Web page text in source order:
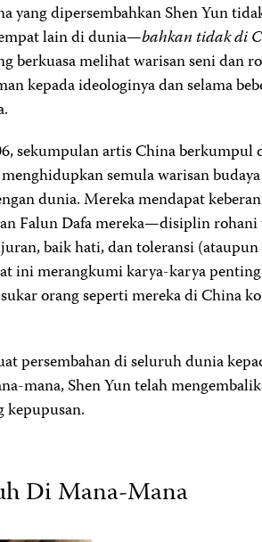
yang dipersembahkan Shen Yun
lain di dunia—bahkan tidak di
berkuasa melihat warisan seni dan
kepada ideologinya dan selama
sekumpulan artis China berkumpul
semula warisan
dunia. Mereka mendapat
Falun Dafa mereka—disiplin rohani
baik hati, dan toleransi
ini merangkumi karya-karya
orang seperti mereka di China
persembahan di seluruh dunia
mana, Shen Yun telah
kepupusan.
Di Mana-Mana